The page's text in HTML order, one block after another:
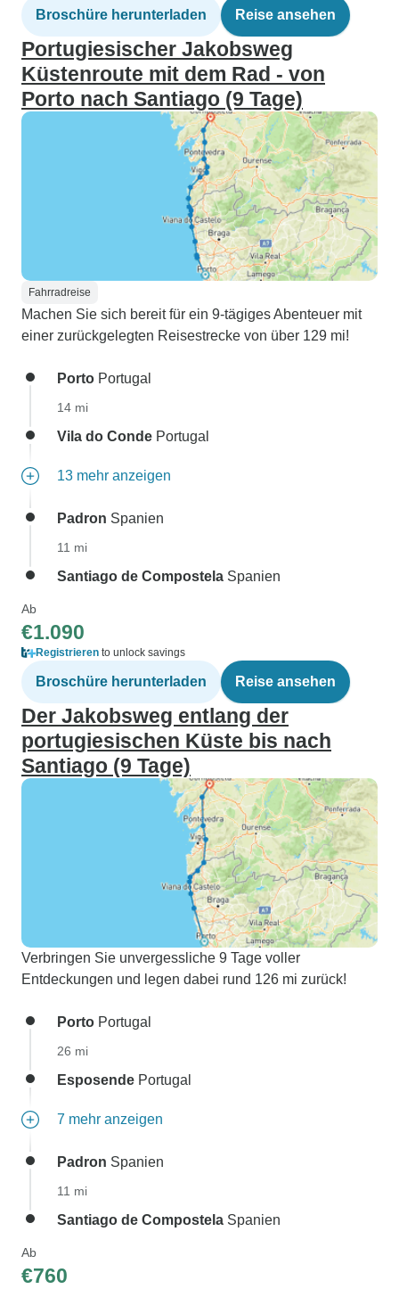
Broschüre herunterladen Reise ansehen
Portugiesischer Jakobsweg
Küstenroute mit dem Rad - von
Porto nach Santiago (9 Tage)
Fahrradreise
Machen Sie sich bereit für ein 9-tägiges Abenteuer mit
einer zurückgelegten Reisestrecke von über 129 mi!
Porto Portugal
14 mi
Vila do Conde Portugal
13 mehr anzeigen
Padron Spanien
11 mi
Santiago de Compostela Spanien
Ab
€1.090
Registrieren to unlock savings
Broschüre herunterladen Reise ansehen
Der Jakobsweg entlang der
portugiesischen Küste bis nach
Santiago (9 Tage)
Verbringen Sie unvergessliche 9 Tage voller
Entdeckungen und legen dabei rund 126 mi zurück!
Porto Portugal
26 mi
Esposende Portugal
7 mehr anzeigen
Padron Spanien
11 mi
Santiago de Compostela Spanien
Ab
€760